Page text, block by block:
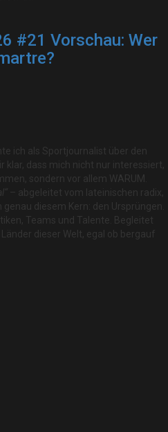
#21 Vorschau: Wer
ich als Sportjournalist über den
klar, dass mich nicht nur interessiert,
sondern vor allem WARUM.
– abgeleitet vom lateinischen radix,
diesem Kern: den Ursprüngen.
Teams und Talente. Begleitet
dieser Welt, egal ob bergauf